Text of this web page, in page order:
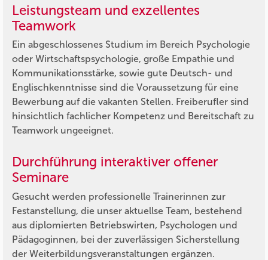
Leistungsteam und exzellentes
Teamwork
Ein abgeschlossenes Studium im Bereich Psychologie
oder Wirtschaftspsychologie, große Empathie und
Kommunikationsstärke, sowie gute Deutsch- und
Englischkenntnisse sind die Voraussetzung für eine
Bewerbung auf die vakanten Stellen. Freiberufler sind
hinsichtlich fachlicher Kompetenz und Bereitschaft zu
Teamwork ungeeignet.
Durchführung interaktiver offener
Seminare
Gesucht werden professionelle Trainerinnen zur
Festanstellung, die unser aktuellse Team, bestehend
aus diplomierten Betriebswirten, Psychologen und
Pädagoginnen, bei der zuverlässigen Sicherstellung
der Weiterbildungsveranstaltungen ergänzen.